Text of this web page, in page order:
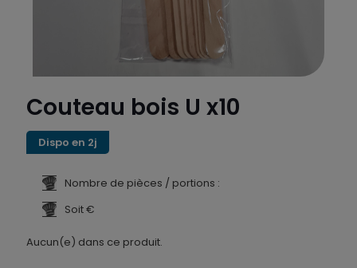
Couteau bois U x10
Dispo en 2j
Nombre de pièces / portions :
Soit €
Aucun(e) dans ce produit.